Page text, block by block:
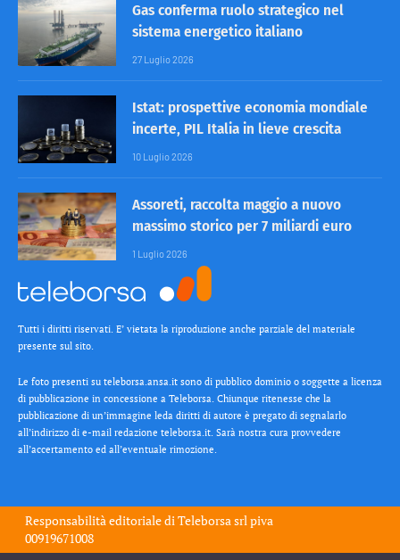
Gas conferma ruolo strategico nel
sistema energetico italiano
27 Luglio 2026
Istat: prospettive economia mondiale
incerte, PIL Italia in lieve crescita
10 Luglio 2026
Assoreti, raccolta maggio a nuovo
massimo storico per 7 miliardi euro
1 Luglio 2026
Tutti i diritti riservati. E’ vietata la riproduzione anche parziale del materiale
presente sul sito.
Le foto presenti su teleborsa.ansa.it sono di pubblico dominio o soggette a licenza
di pubblicazione in concessione a Teleborsa. Chiunque ritenesse che la
pubblicazione di un’immagine leda diritti di autore è pregato di segnalarlo
all’indirizzo di e-mail redazione teleborsa.it. Sarà nostra cura provvedere
all’accertamento ed all’eventuale rimozione.
Responsabilità editoriale diTeleborsa srlpiva
00919671008